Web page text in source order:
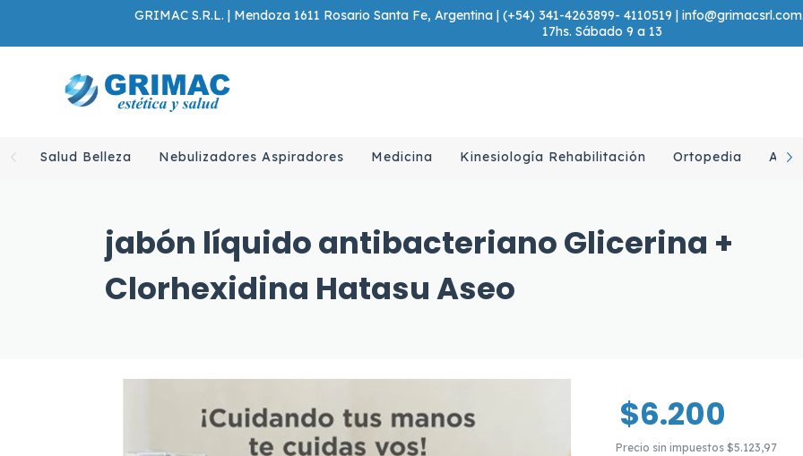
GRIMAC S.R.L. | Mendoza 1611 Rosario Santa Fe, Argentina | (+54) 341-4263899- 4110519 |
17hs. Sábado 9 a 13
Salud Belleza Nebulizadores Aspiradores Medicina Kinesiología Rehabilitación Ortopedia
jabón líquido antibacteriano Glicerina +
Clorhexidina Hatasu Aseo
$6.200
Precio sin impuestos $5.123,97